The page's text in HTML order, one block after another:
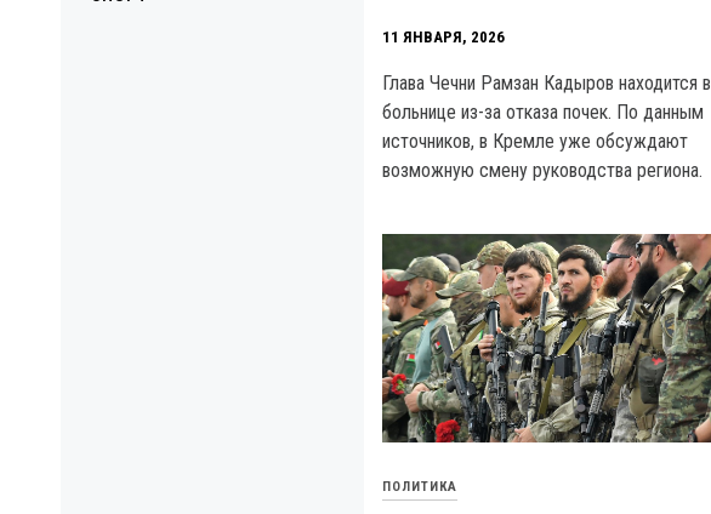
11 ЯНВАРЯ, 2026
Глава Чечни Рамзан Кадыров находится в
больнице из-за отказа почек. По данным
источников, в Кремле уже обсуждают
возможную смену руководства региона.
ПОЛИТИКА